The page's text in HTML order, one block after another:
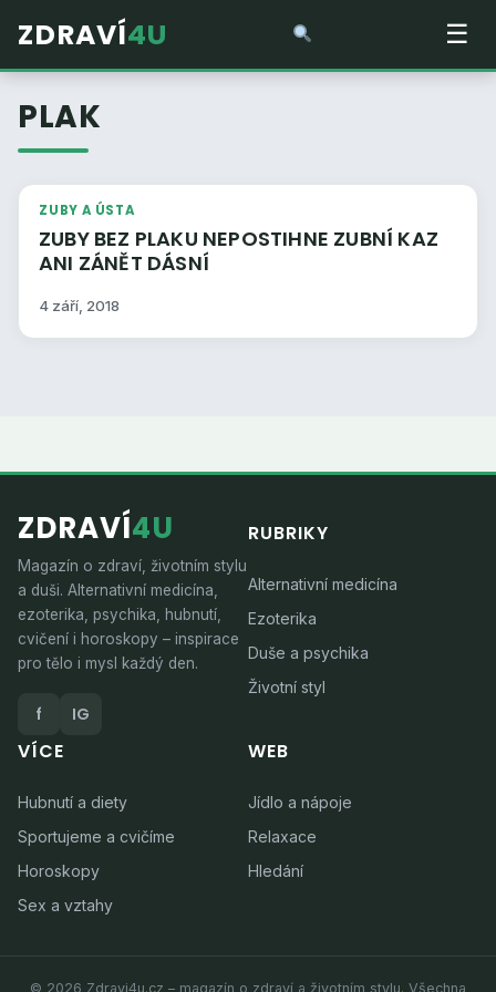
ZDRAVÍ4U ☰
PLAK
ZUBY A ÚSTA
ZUBY BEZ PLAKU NEPOSTIHNE ZUBNÍ KAZ
ANI ZÁNĚT DÁSNÍ
4 září, 2018
ZDRAVÍ4U
Magazín o zdraví, životním stylu
a duši. Alternativní medicína,
ezoterika, psychika, hubnutí,
cvičení i horoskopy – inspirace
pro tělo i mysl každý den.
f IG
RUBRIKY
Alternativní medicína
Ezoterika
Duše a psychika
Životní styl
VÍCE
Hubnutí a diety
Sportujeme a cvičíme
Horoskopy
Sex a vztahy
WEB
Jídlo a nápoje
Relaxace
Hledání
© 2026 Zdravi4u.cz – magazín o zdraví a životním stylu. Všechna